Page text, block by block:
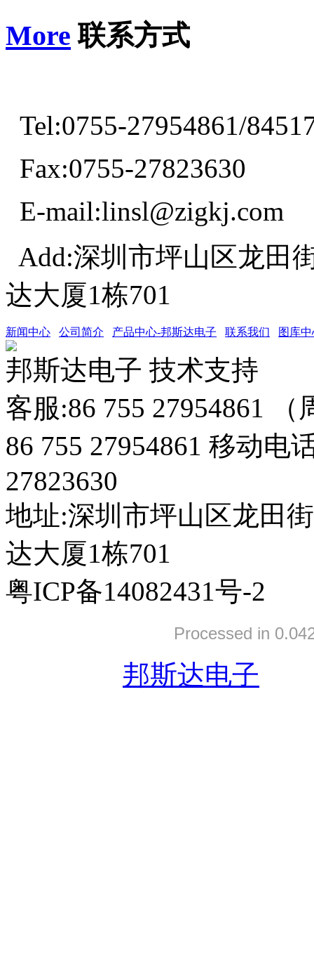
More 联系方式
Tel:0755-27954861/
Fax:0755-27823630
E-mail:linsl@zigkj.com
Add:深圳市坪山区龙田
达大厦1栋701
新闻中心 公司简介 产品中心-邦斯达电子 联系我们 图库
邦斯达电子 技术支持
客服:86 755 27954861
86 755 27954861 移动电
27823630
地址:深圳市坪山区龙田
达大厦1栋701
粤ICP备14082431号-2
Processed in
邦斯达电子